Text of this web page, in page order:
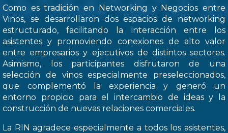
Como es tradición en Networking y Negocios entre
Vinos, se desarrollaron dos espacios de networking
estructurado, facilitando la interacción entre los
asistentes y promoviendo conexiones de alto valor
entre empresarios y ejecutivos de distintos sectores.
Asimismo, los participantes disfrutaron de una
selección de vinos especialmente preseleccionados,
que complementó la experiencia y generó un
entorno propicio para el intercambio de ideas y la
construcción de nuevas relaciones comerciales.
La RIN agradece especialmente a todos los asistentes,